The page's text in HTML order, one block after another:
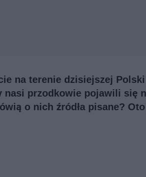
na terenie dzisiejszej
przodkowie pojawili się
o nich źródła pisane?